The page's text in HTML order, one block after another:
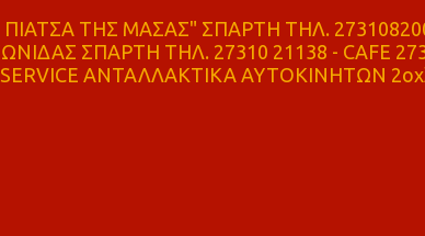
ΤΗΣ ΜΑΣΑΣ" ΣΠΑΡΤΗ ΤΗΛ.
ΣΠΑΡΤΗ ΤΗΛ. 27310 21138 - CAFE
ΑΝΤΑΛΛΑΚΤΙΚΑ ΑΥΤΟΚΙΝΗΤΩΝ